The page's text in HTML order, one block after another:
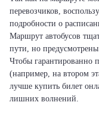
перевозчиков,
подробности о
Маршрут автобусов
пути, но
Чтобы гарантированно
(например, на втором
лучше купить билет
лишних волнений.